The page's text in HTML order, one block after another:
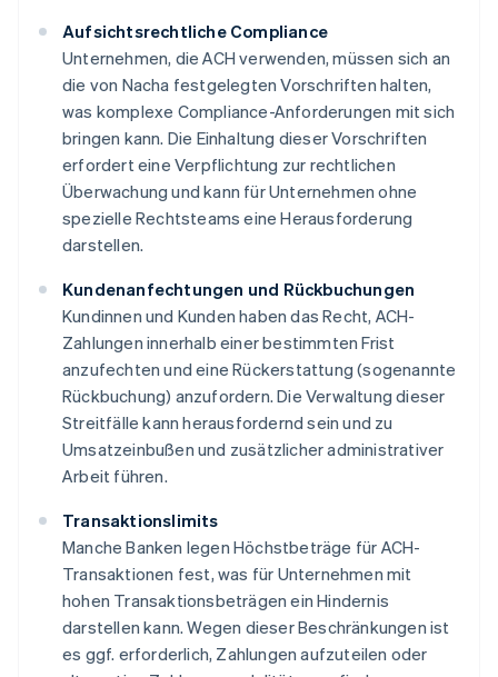
Aufsichtsrechtliche Compliance
Unternehmen, die ACH verwenden, müssen sich an
die von Nacha festgelegten Vorschriften halten,
was komplexe Compliance-Anforderungen mit sich
bringen kann. Die Einhaltung dieser Vorschriften
erfordert eine Verpflichtung zur rechtlichen
Überwachung und kann für Unternehmen ohne
spezielle Rechtsteams eine Herausforderung
darstellen.
Kundenanfechtungen und Rückbuchungen
Kundinnen und Kunden haben das Recht, ACH-
Zahlungen innerhalb einer bestimmten Frist
anzufechten und eine Rückerstattung (sogenannte
Rückbuchung) anzufordern. Die Verwaltung dieser
Streitfälle kann herausfordernd sein und zu
Umsatzeinbußen und zusätzlicher administrativer
Arbeit führen.
Transaktionslimits
Manche Banken legen Höchstbeträge für ACH-
Transaktionen fest, was für Unternehmen mit
hohen Transaktionsbeträgen ein Hindernis
darstellen kann. Wegen dieser Beschränkungen ist
es ggf. erforderlich, Zahlungen aufzuteilen oder